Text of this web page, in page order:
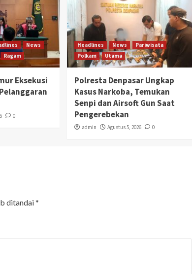
News
Ragam
Eksekusi
0
Headlines News
Pariwisata
Polkam
Utama
Polresta Denpasar Ungkap
Kasus Narkoba, Temukan
Senpi dan Airsoft Gun Saat
Pengerebekan
admin Agustus 5, 2026 0
ditandai*